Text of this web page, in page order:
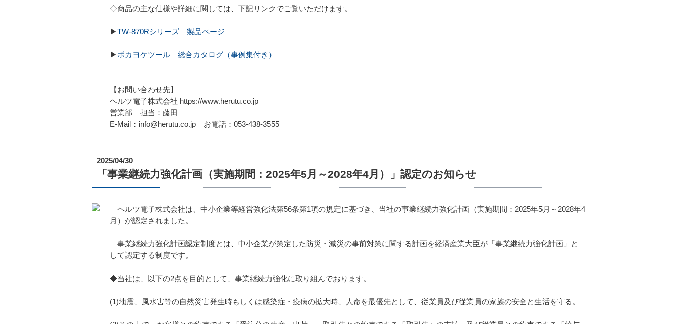
◇商品の主な仕様や詳細に関しては、下記リンクでご覧いただけます。
▶TW-870Rシリーズ 製品ページ
▶ ポカヨケツール 総合カタログ（事例集付き）
【お問い合わせ先】
ヘルツ電子株式会社 https://www.herutu.co.jp
営業部 担当：藤田
E-Mail：info@herutu.co.jp お電話：053-438-3555
2025/04/30
「事業継続力強化計画（実施期間：2025年5月～2028年4月）」認定のお知らせ
ヘルツ電子株式会社は、中小企業等経営強化法第56条第1項の規定に基づき、当社の事業継続力強化計画（実施期間：2025年5月～2028年4
月）が認定されました。
事業継続力強化計画認定制度とは、中小企業が策定した防災・減災の事前対策に関する計画を経済産業大臣が「事業継続力強化計画」と
して認定する制度です。
◆当社は、以下の2点を目的として、事業継続力強化に取り組んでおります。
(1)地震、風水害等の自然災害発生時もしくは感染症・疫病の拡大時、人命を最優先として、従業員及び従業員の家族の安全と生活を守る。